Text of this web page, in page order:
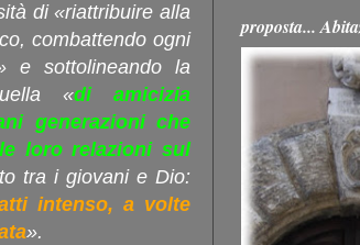
di «riattribuire alla
combattendo ogni
e sottolineando la
«di amicizia
generazioni che
loro relazioni sul
tra i giovani e Dio:
intenso, a volte
».
proposta...